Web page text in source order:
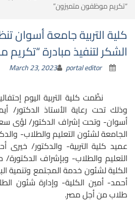
“تكريم موظفون متميزون”
كلية التربية جامعة أسوان
الشكر لتنفيذ مبادرة
March 23, 2023 portal editor
نظّمت كلية التربية اليوم
وذلك تحت رعاية الأستاذ
أسوان- وتحت إشراف الدكتور/ لؤى
الجامعة لشئون التعليم والطلاب-
عميد كلية التربية- والدكتور/
التعليم والطلاب- وبإشراف
الكلية لشئون خدمة المجتمع وتنمية
أحمد- أمين الكلية- وإدارة شئون
طلاب من أجل مصر.